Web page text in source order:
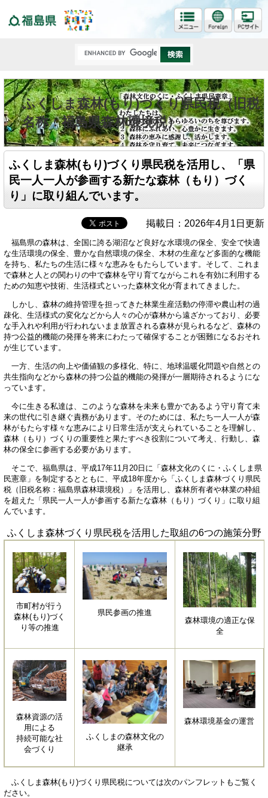
ふくしま森林(もり)づくり県民税（旧税
名称：福島県森林環境税）
ふくしま森林(もり)づくり県民税を活用し、「県
民一人一人が参画する新たな森林（もり）づく
り」に取り組んでいます。
掲載日：2026年4月1日更新
福島県の森林は、全国に誇る湖沼など良好な水環境の保全、安全で快適
な生活環境の保全、豊かな自然環境の保全、木材の生産など多面的な機能
を持ち、私たちの生活に様々な恵みをもたらしています。そして、これま
で森林と人との関わりの中で森林を守り育てながらこれを有効に利用する
ための知恵や技術、生活様式といった森林文化が育まれてきました。
しかし、森林の維持管理を担ってきた林業生産活動の停滞や農山村の過
疎化、生活様式の変化などから人々の心が森林から遠ざかっており、必要
な手入れや利用が行われないまま放置される森林が見られるなど、森林の
持つ公益的機能の発揮を将来にわたって確保することが困難になるおそれ
が生じています。
一方、生活の向上や価値観の多様化、特に、地球温暖化問題や自然との
共生指向などから森林の持つ公益的機能の発揮が一層期待されるようにな
っています。
今に生きる私達は、このような森林を未来も豊かであるよう守り育て未
来の世代に引き継ぐ責務があります。そのためには、私たち一人一人が森
林がもたらす様々な恵みにより日常生活が支えられていることを理解し、
森林（もり）づくりの重要性と果たすべき役割について考え、行動し、森
林の保全に参画する必要があります。
そこで、福島県は、平成17年11月20日に「森林文化のくに・ふくしま県
民憲章」を制定するとともに、平成18年度から「ふくしま森林づくり県民
税（旧税名称：福島県森林環境税）」を活用し、森林所有者や林業の枠組
を超えた「県民一人一人が参画する新たな森林（もり）づくり」に取り組
んでいます。
ふくしま森林づくり県民税を活用した取組の6つの施策分野
市町村が行う
森林(もり)づく
り等の推進
県民参画の推進
森林環境の適正な保
全
森林資源の活
用による
持続可能な社
会づくり
ふくしまの森林文化の
継承
森林環境基金の運営
ふくしま森林(もり)づくり県民税については次のパンフレットもご覧く
ださい。